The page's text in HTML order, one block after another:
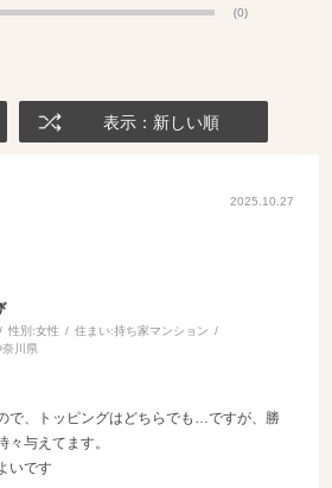
(0)
表示：新しい順
2025.10.27
性別:女性 住まい:持ち家マンション
奈川県
で、トッピングはどちらでも…ですが、勝
々与えてます。
いです